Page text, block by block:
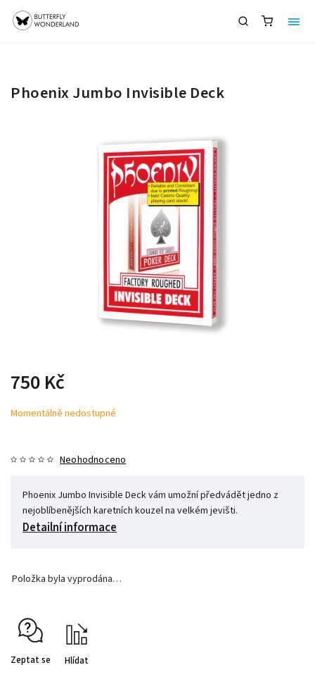
Phoenix Jumbo Invisible Deck
750 Kč
Momentálně nedostupné
Neohodnoceno
Phoenix Jumbo Invisible Deck vám umožní předvádět jedno z
nejoblíbenějších karetních kouzel na velkém jevišti.
Detailní informace
Položka byla vyprodána…
Zeptat se Hlídat